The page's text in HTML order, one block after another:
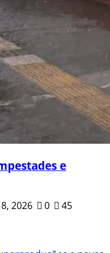
e
2026 0
45